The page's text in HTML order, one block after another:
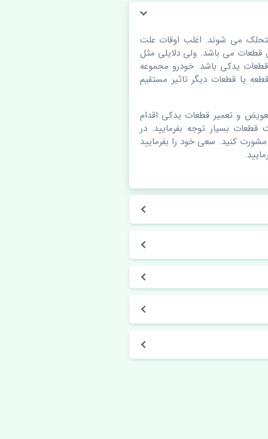
می شوند. اغلب اوقات علت
می باشد. ولی دلایلی مثل
یدکی باشد. خودرو مجموعه
یا قطعات دیگر تاثیر مستقیم
و تعمیر قطعات یدکی اقدام
بسیار توجه بفرمایید. در
کنید. سعی خود را بفرمایید